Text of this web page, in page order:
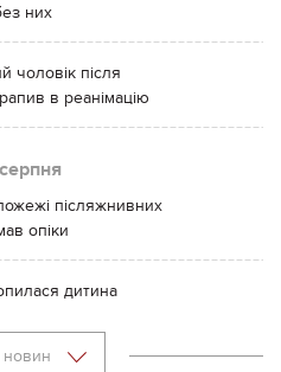
них
чоловік після
в реанімацію
післяжнивних
опіки
дитина
новин